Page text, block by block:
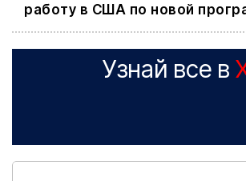
работу в США по новой
Узнай все в